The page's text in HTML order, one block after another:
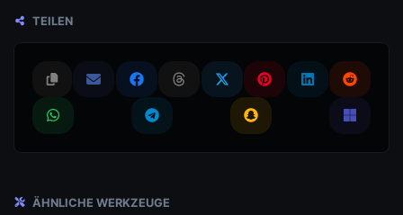
TEILEN
ÄHNLICHE WERKZEUGE